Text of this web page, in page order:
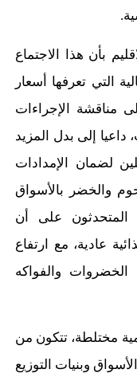
بأن هذا الاجتماع
التي تعرفها أسعار
مناقشة الإجراءات
داعيا إلى بدل المزيد
لضمان الإمدادات
والخضر بالأسواق
المتحدثون على أن
عادية، مع ارتفاع
والفواكه
مختلطة، تتكون من
وبنيات التوزيع